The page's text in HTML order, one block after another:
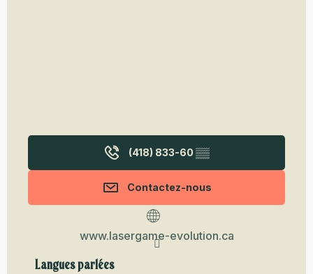
(418) 833-60▒▒
Contactez-nous
www.lasergame-evolution.ca
Langues parlées
Langues parlées